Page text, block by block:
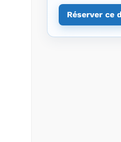
Réserver ce